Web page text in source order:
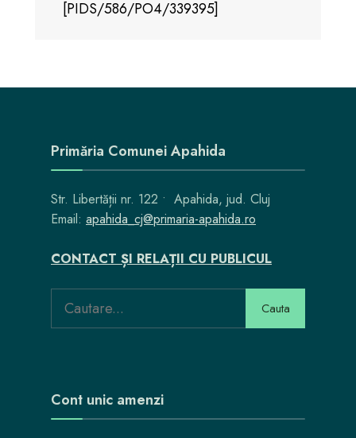
[PIDS/586/PO4/339395]
Primăria Comunei Apahida
Str. Libertății nr. 122 • Apahida, jud. Cluj
Email: apahida_cj@primaria-apahida.ro
CONTACT ȘI RELAȚII CU PUBLICUL
for:
Cauta
Cont unic amenzi